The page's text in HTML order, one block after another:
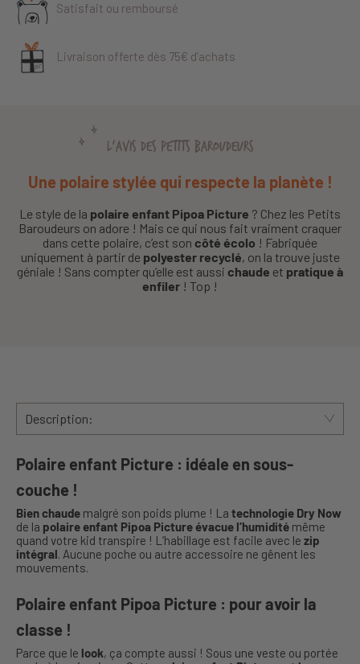
Satisfait ou remboursé
Livraison offerte dès 75€ d’achats
L'AVIS DES PETITS BAROUDEURS
Une polaire stylée qui respecte la planète !
Le style de la polaire enfant Pipoa Picture ? Chez les Petits
Baroudeurs on adore ! Mais ce qui nous fait vraiment craquer
dans cette polaire, c’est son côté écolo ! Fabriquée
uniquement à partir de polyester recyclé, on la trouve juste
géniale ! Sans compter qu’elle est aussi chaude et pratique à
enfiler ! Top !
Description:
Polaire enfant Picture : idéale en sous-
couche !
Bien chaude malgré son poids plume ! La technologie Dry Now
de la polaire enfant Pipoa Pictureévacue l’humidité même
quand votre kid transpire ! L’habillage est facile avec le zip
intégral. Aucune poche ou autre accessoire ne gênent les
mouvements.
Polaire enfant Pipoa Picture : pour avoir la
classe !
Parce que le look, ça compte aussi ! Sous une veste ou portée